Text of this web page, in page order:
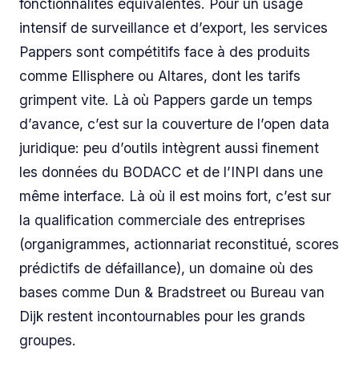
fonctionnalités équivalentes. Pour un usage
intensif de surveillance et d’export, les services
Pappers sont compétitifs face à des produits
comme Ellisphere ou Altares, dont les tarifs
grimpent vite. Là où Pappers garde un temps
d’avance, c’est sur la couverture de l’open data
juridique: peu d’outils intègrent aussi finement
les données du BODACC et de l’INPI dans une
même interface. Là où il est moins fort, c’est sur
la qualification commerciale des entreprises
(organigrammes, actionnariat reconstitué, scores
prédictifs de défaillance), un domaine où des
bases comme Dun & Bradstreet ou Bureau van
Dijk restent incontournables pour les grands
groupes.